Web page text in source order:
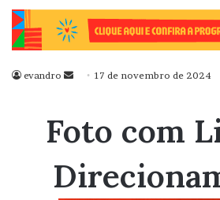
evandro
Mande
mail
17 de novembro de 2024
Foto com